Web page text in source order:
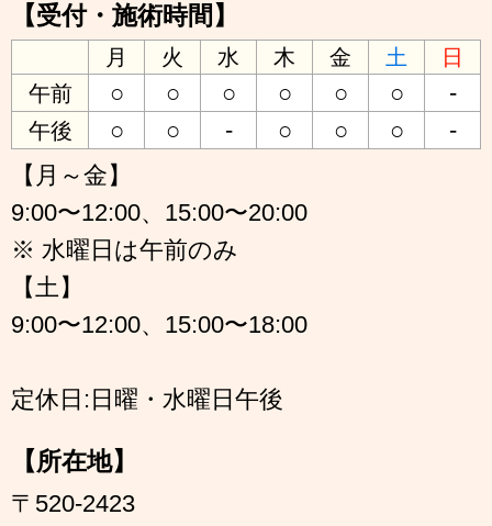
【受付・施術時間】
月 火 水 木 金 土
日
午前
○ ○ ○ ○ ○ ○ -
午後 ○ ○ - ○ ○ ○
-
【月～金】
9:00〜12:00、15:00〜20:00
※ 水曜日は午前のみ
【土】
9:00〜12:00、15:00〜18:00
定休日:日曜・水曜日午後
【所在地】
〒520-2423